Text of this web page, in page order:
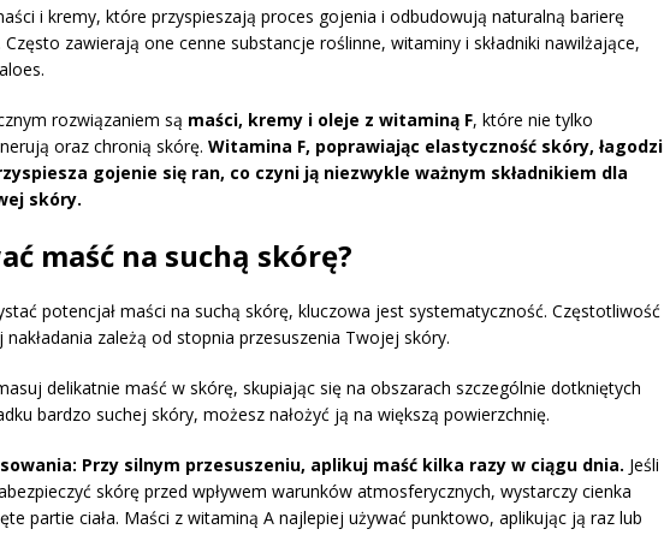
i kremy, które przyspieszają proces gojenia i odbudowują naturalną barierę
zawierają one cenne substancje roślinne, witaminy i składniki nawilżające,
rozwiązaniem są maści, kremy i oleje z witaminą F, które nie tylko
oraz chronią skórę. Witamina F, poprawiając elastyczność skóry, łagodzi
gojenie się ran, co czyni ją niezwykle ważnym składnikiem dla
skóry.
maść na suchą skórę?
potencjał maści na suchą skórę, kluczowa jest systematyczność. Częstotliwość
zależą od stopnia przesuszenia Twojej skóry.
delikatnie maść w skórę, skupiając się na obszarach szczególnie dotkniętych
bardzo suchej skóry, możesz nałożyć ją na większą powierzchnię.
Przy silnym przesuszeniu, aplikuj maść kilka razy w ciągu dnia. Jeśli
skórę przed wpływem warunków atmosferycznych, wystarczy cienka
partie ciała. Maści z witaminą A najlepiej używać punktowo, aplikując ją raz lub